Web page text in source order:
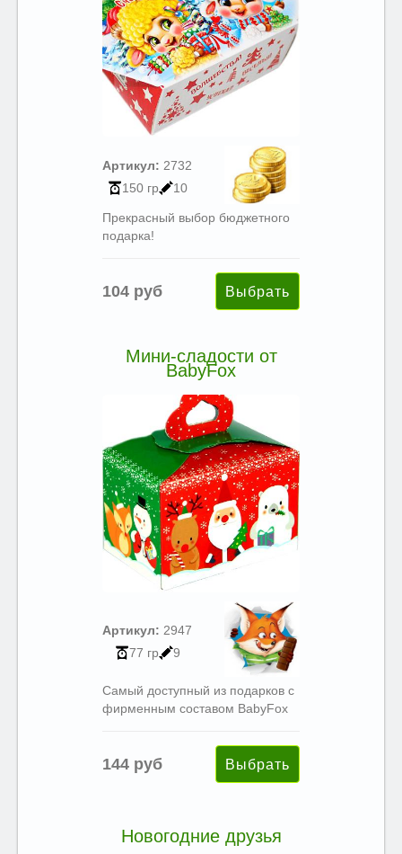
Артикул: 2732
150 гр
10
Прекрасный выбор бюджетного
подарка!
104 руб
Мини-сладости от
BabyFox
Артикул: 2947
77 гр
9
Самый доступный из подарков с
фирменным составом BabyFox
144 руб
Новогодние друзья